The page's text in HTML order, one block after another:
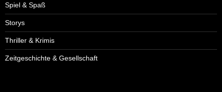
Spiel & Spaß
Storys
Thriller & Krimis
Zeitgeschichte & Gesellschaft